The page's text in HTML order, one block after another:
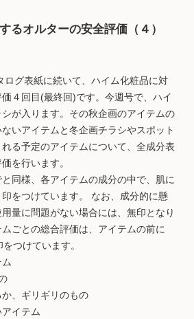
るオルターの安全評価（４）
グ表紙に続いて、ハイム化粧品に対
４回目(最終回)です。今週号で、ハイ
が入ります。その秋企画のアイテムの
いアイテムと冬企画チラシやスポット
る予定のアイテムについて、全成分表
を行います。
同様、各アイテムの成分の中で、肌に
をつけています。 なお、成分的に懸
量に問題がない場合には、無印となり
ごとの総合評価は、アイテムの前に
つけています。
、ギリギリのもの
イテム